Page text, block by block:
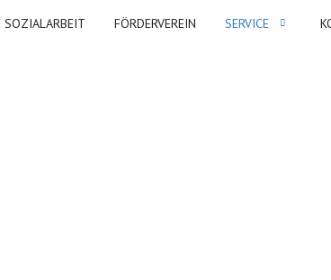
SOZIALARBEIT FÖRDERVEREIN SERVICE